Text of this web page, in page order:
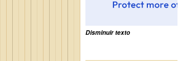
Disminuir texto